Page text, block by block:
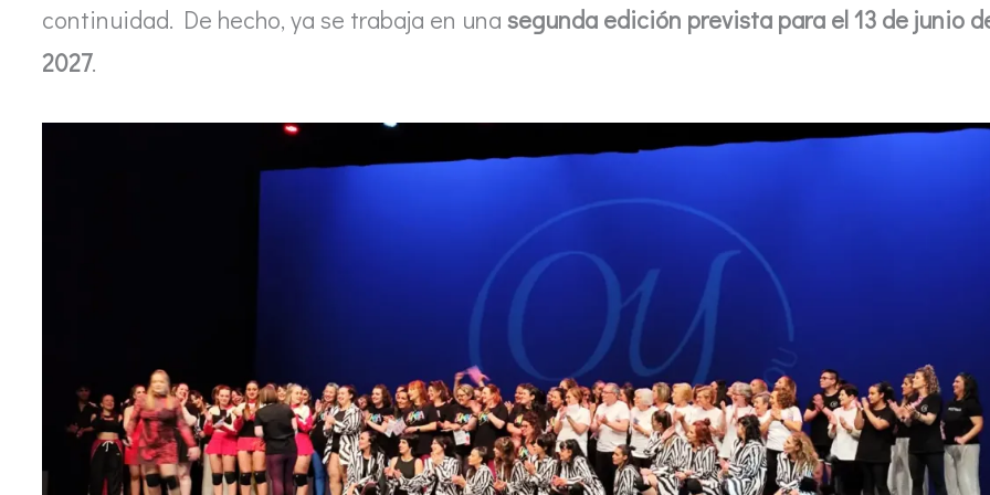
continuidad. De hecho, ya se trabaja en una segunda edición prevista para el 13 de junio
2027.